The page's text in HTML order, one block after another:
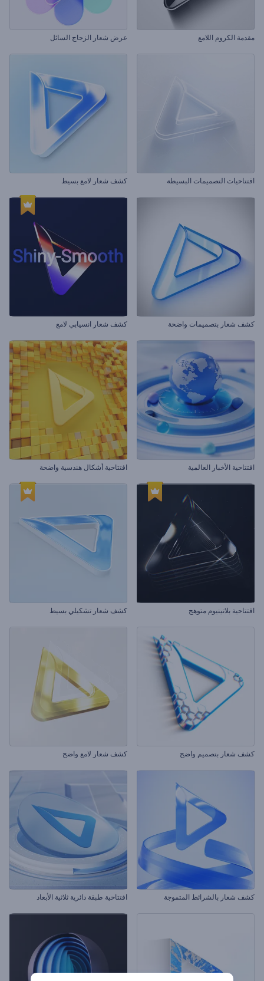
مقدمة الكروم اللامع عرض شعار الزجاج السائل
افتتاحيات التصميمات البسيطة كشف شعار لامع بسيط
كشف شعار بتصميمات واضحة كشف شعار انسيابي لامع
افتتاحية الأخبار العالمية افتتاحية أشكال هندسية واضحة
افتتاحية بلاتينيوم متوهج كشف شعار تشكيلي بسيط
كشف شعار بتصميم واضح كشف شعار لامع واضح
كشف شعار بالشرائط المتموجة افتتاحية طبقة دائرية ثلاثية الأبعاد